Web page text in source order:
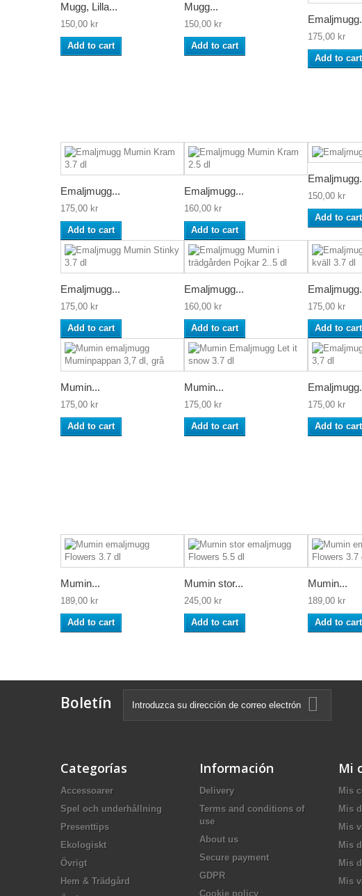
Mugg, Lilla...
150,00 kr
Add to cart
Mugg...
150,00 kr
Add to cart
175,00 kr
Add to cart
Emaljmugg...
175,00 kr
Add to cart
Emaljmugg...
160,00 kr
Add to cart
150,00 kr
Add to cart
Emaljmugg...
175,00 kr
Add to cart
Emaljmugg...
160,00 kr
Add to cart
175,00 kr
Add to cart
Mumin...
175,00 kr
Add to cart
Mumin...
175,00 kr
Add to cart
175,00 kr
Add to cart
Mumin...
189,00 kr
Add to cart
Mumin stor...
245,00 kr
Add to cart
Mumin...
189,00 kr
Add to cart
Boletín
Categorías
Accessoarer
Spel och underhållning
Presenttips
Ekologiskt
Övrigt
Hem & Trädgård
Información
Delivery
Terms and conditions of
use
About us
Secure payment
GDPR
Cookie policy
Mi
Mis
Mis
Mis
Mis
Mis
Mis